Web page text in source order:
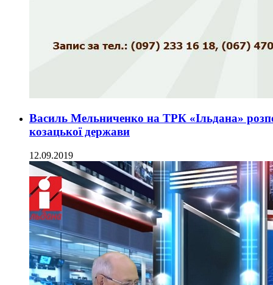
Василь Мельниченко на ТРК «Ільдана»
козацької держави
12.09.2019